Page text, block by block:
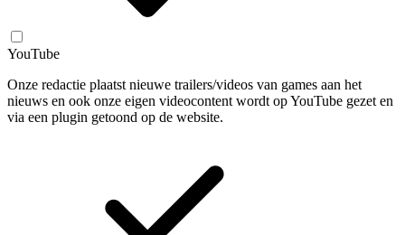
YouTube
Onze redactie plaatst nieuwe trailers/videos van games aan het
nieuws en ook onze eigen videocontent wordt op YouTube gezet en
via een plugin getoond op de website.